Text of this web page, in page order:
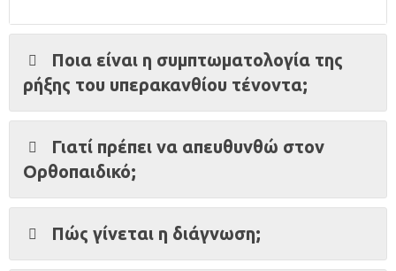
Ποια είναι η συμπτωματολογία της
ρήξης του υπερακανθίου τένοντα;
Γιατί πρέπει να απευθυνθώ στον
Ορθοπαιδικό;
Πώς γίνεται η διάγνωση;